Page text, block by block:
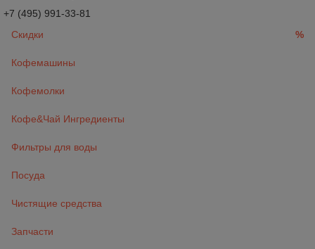
+7 (495) 991-33-81
Скидки
%
Кофемашины
Кофемолки
Кофе&Чай Ингредиенты
Фильтры для воды
Посуда
Чистящие средства
Запчасти